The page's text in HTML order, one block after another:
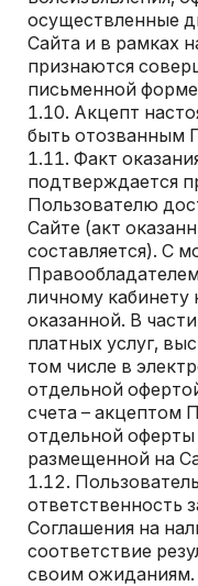
осуществленные
Сайта и в рамках
признаются
письменной
Акцепт
быть отозванным
Факт
подтверждается
Пользователю
Сайте (акт
составляется). С
личному кабинету
оказанной. В
платных услуг,
том числе в
отдельной
счета – акцептом
отдельной
размещенной на
ответственность
Соглашения на
соответствие
своим ожиданиям.